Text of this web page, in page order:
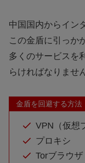
中国国内からイン
この金盾に引っか
多くのサービスを
らければなりませ
金盾を回避する方法
VPN（仮想
プロキシ
Torブラウザ